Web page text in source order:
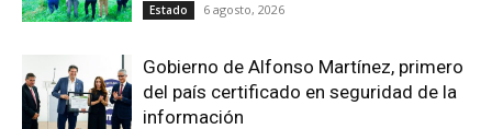
Estado 6 agosto, 2026
Gobierno de Alfonso Martínez, primero
del país certificado en seguridad de la
información